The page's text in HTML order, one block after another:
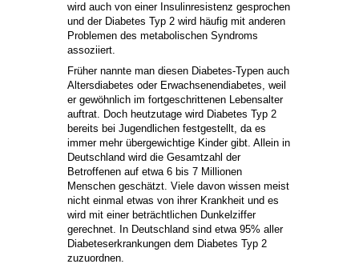
wird auch von einer Insulinresistenz gesprochen
und der Diabetes Typ 2 wird häufig mit anderen
Problemen des metabolischen Syndroms
assoziiert.
Früher nannte man diesen Diabetes-Typen auch
Altersdiabetes oder Erwachsenendiabetes, weil
er gewöhnlich im fortgeschrittenen Lebensalter
auftrat. Doch heutzutage wird Diabetes Typ 2
bereits bei Jugendlichen festgestellt, da es
immer mehr übergewichtige Kinder gibt. Allein in
Deutschland wird die Gesamtzahl der
Betroffenen auf etwa 6 bis 7 Millionen
Menschen geschätzt. Viele davon wissen meist
nicht einmal etwas von ihrer Krankheit und es
wird mit einer beträchtlichen Dunkelziffer
gerechnet. In Deutschland sind etwa 95% aller
Diabeteserkrankungen dem Diabetes Typ 2
zuzuordnen.